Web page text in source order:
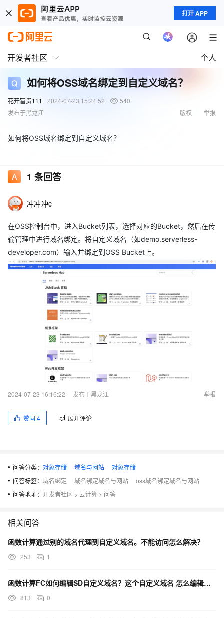
打开 APP
开发者社区 个人
如何将OSS域名绑定到自定义域名？
花开富贵111 2024-07-23 15:24:52
540
发布于黑龙江
举报
版权
如何将OSS域名绑定到自定义域名？
1 条回答
冲冲冲c
在OSS控制台中，进入Bucket列表，选择对应的Bucket，然后在传
输管理中进行域名绑定。将自定义域名（如demo.serverless-
developer.com）输入并绑定到OSS Bucket上。
2024-07-23 16:16:22 发布于黑龙江 举报
赞同 4 展开评论
问答分类： 对象存储 域名与网站
对象存储
问答标签： 域名绑定 域名绑定域名与网站
oss域名绑定域名与网站
问答地址： 开发者社区 > 云计算 > 问答
相关问答
函数计算通过别的域名代理到自定义域名。不能访问怎么解决？
253 1
函数计算FC如何编辑SD自定义域名？这个自定义域名 怎么编辑哈 我有在阿里云备案的域名
813 0